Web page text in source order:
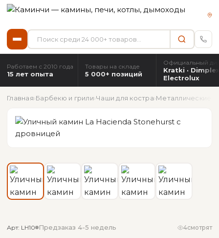
Работаем с 2010 года
15 лет опыта
Товары на складе
5 000+ позиций
Официальный
Kratki · Dimplex
Electrolux
Главная›Барбекю и грили›Чаши для костра›Металлические
Арт: LH10 Предзаказ 4-5 недель 4смотрят